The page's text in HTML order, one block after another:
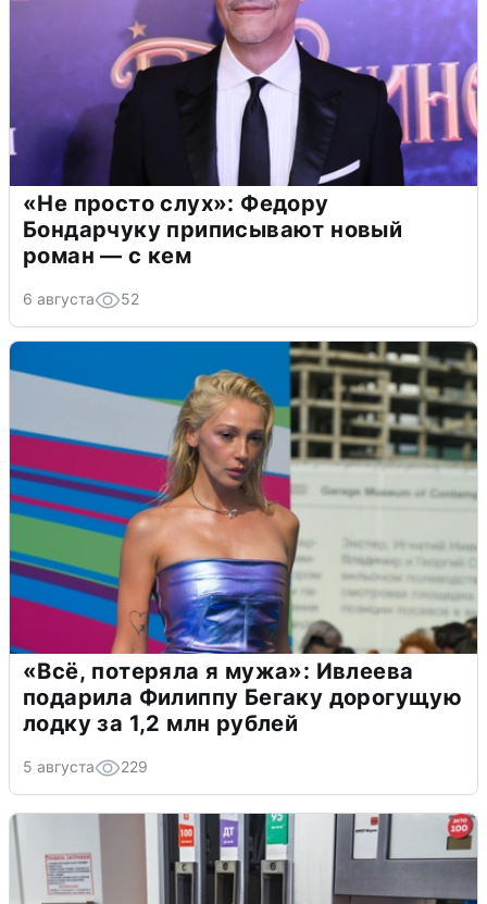
«Не просто слух»: Федору
Бондарчуку приписывают новый
роман — с кем
6 августа 52
«Всё, потеряла я мужа»: Ивлеева
подарила Филиппу Бегаку дорогущую
лодку за 1,2 млн рублей
5 августа 229